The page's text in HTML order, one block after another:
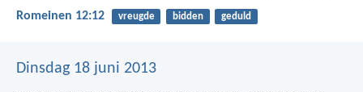
Romeinen 12:12 vreugde bidden geduld
Dinsdag 18 juni 2013